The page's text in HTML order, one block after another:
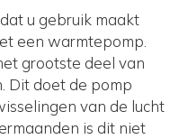
u gebruik maakt
een warmtepomp.
grootste deel van
Dit doet de pomp
van de lucht
is dit niet